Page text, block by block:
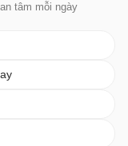
tâm mỗi ngày